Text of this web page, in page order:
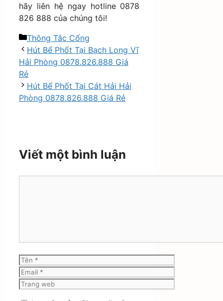
hãy liên hệ ngay hotline 0878
826 888 của chúng tôi!
Danh
mục
Thông Tắc Cống
Hút Bể Phốt Tại Bạch Long Vĩ
Hải Phòng 0878.826.888 Giá
Rẻ
Hút Bể Phốt Tại Cát Hải Hải
Phòng 0878.826.888 Giá Rẻ
Viết một bình luận
Tên
Email
Trang